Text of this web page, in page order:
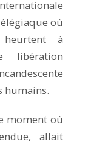
où
à
libération
humains.
moment où
allait